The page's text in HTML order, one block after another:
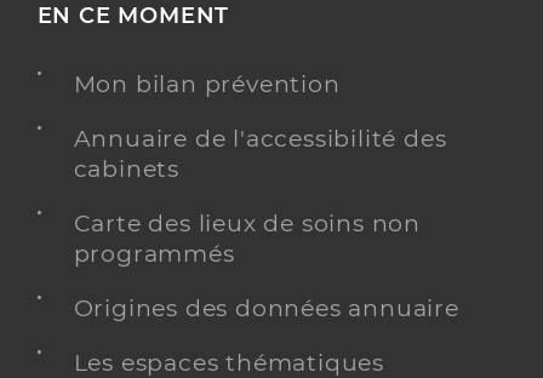
EN CE MOMENT
Mon bilan prévention
Annuaire de l'accessibilité des
cabinets
Carte des lieux de soins non
programmés
Origines des données annuaire
Les espaces thématiques